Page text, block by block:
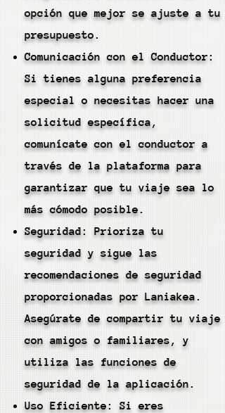
opción que mejor se ajuste a tu
presupuesto.
Comunicación con el Conductor:
Si tienes alguna preferencia
especial o necesitas hacer una
solicitud específica,
comunícate con el conductor a
través de la plataforma para
garantizar que tu viaje sea lo
más cómodo posible.
Seguridad: Prioriza tu
seguridad y sigue las
recomendaciones de seguridad
proporcionadas por Laniakea.
Asegúrate de compartir tu viaje
con amigos o familiares, y
utiliza las funciones de
seguridad de la aplicación.
Uso Eficiente: Si eres